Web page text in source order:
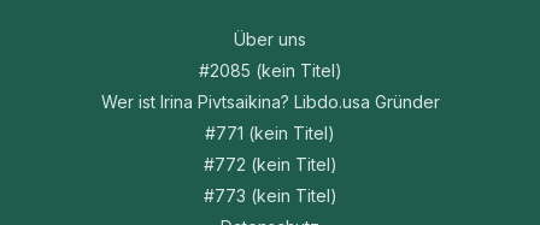
Über uns
#2085 (kein Titel)
Wer ist Irina Pivtsaikina? Libdo.usa Gründer
#771 (kein Titel)
#772 (kein Titel)
#773 (kein Titel)